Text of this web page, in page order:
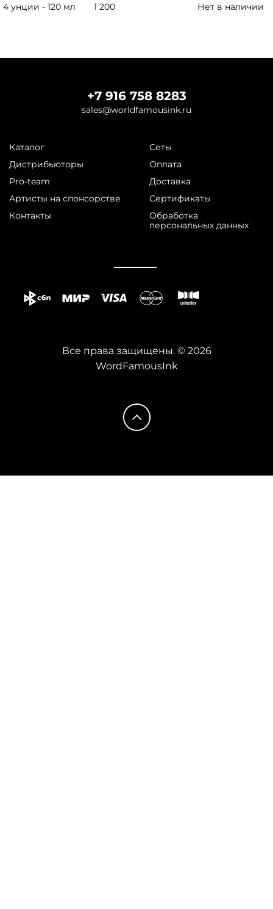
4 унции - 120 мл 1 200 Нет в наличии
WordFamousInk
Все права защищены. © 2026
Каталог
Дистрибьюторы
Pro-team
Артисты на спонсорстве
Контакты
Сеты
Оплата
Доставка
Сертификаты
Обработка
персональных данных
+7 916 758 8283
sales@worldfamousink.ru